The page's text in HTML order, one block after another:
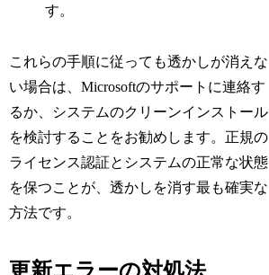
す。
これらの手順に従っても透かしが消えな
い場合は、Microsoftのサポートに連絡す
るか、システムのクリーンインストール
を検討することをお勧めします。正規の
ライセンス認証とシステムの正常な状態
を保つことが、透かしを消す最も確実な
方法です。